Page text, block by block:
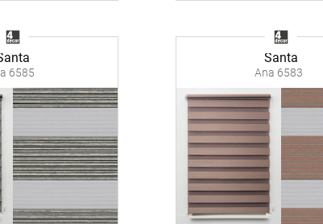
6585
Santa
Ana 6583